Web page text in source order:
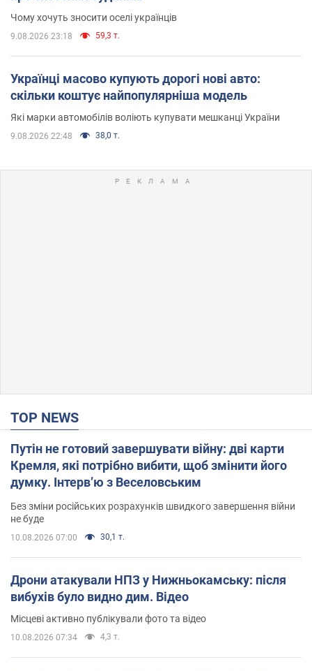
Чому хочуть зносити оселі українців
9.08.2026 23:18 59,3 т.
Українці масово купують дорогі нові авто:
скільки коштує найпопулярніша модель
Які марки автомобілів воліють купувати мешканці України
9.08.2026 22:48 38,0 т.
TOP NEWS
Путін не готовий завершувати війну: дві карти
Кремля, які потрібно вибити, щоб змінити його
думку. Інтерв’ю з Веселовським
Без зміни російських розрахунків швидкого завершення війни
не буде
10.08.2026 07:00 30,1 т.
Дрони атакували НПЗ у Нижньокамську: після
вибухів було видно дим. Відео
Місцеві активно публікували фото та відео
10.08.2026 07:34 4,3 т.